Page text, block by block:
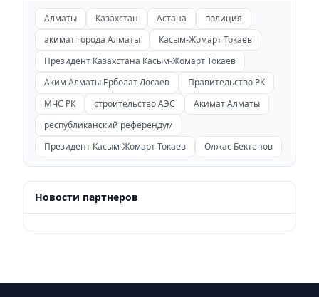
Алматы Казахстан Астана
полиция
акимат города Алматы
Касым-Жомарт Токаев
Президент Казахстана Касым-Жомарт Токаев
Аким Алматы Ерболат Досаев
Правительство РК
МЧС РК
строительство АЭС
Акимат Алматы
республиканский референдум
Президент Касым-Жомарт Токаев
Олжас Бектенов
Новости партнеров